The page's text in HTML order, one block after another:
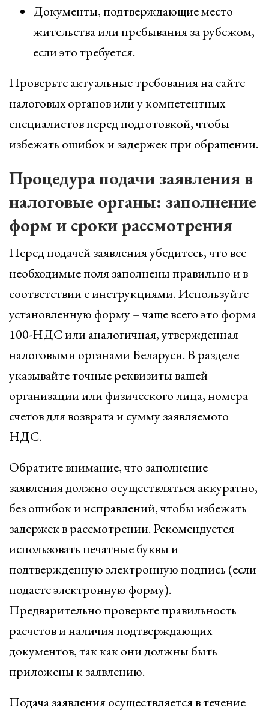
Документы, подтверждающие место
жительства или пребывания за рубежом,
если это требуется.
Проверьте актуальные требования на сайте
налоговых органов или у компетентных
специалистов перед подготовкой, чтобы
избежать ошибок и задержек при обращении.
Процедура подачи заявления в
налоговые органы: заполнение
форм и сроки рассмотрения
Перед подачей заявления убедитесь, что все
необходимые поля заполнены правильно и в
соответствии с инструкциями. Используйте
установленную форму – чаще всего это форма
100-НДС или аналогичная, утвержденная
налоговыми органами Беларуси. В разделе
указывайте точные реквизиты вашей
организации или физического лица, номера
счетов для возврата и сумму заявляемого
НДС.
Обратите внимание, что заполнение
заявления должно осуществляться аккуратно,
без ошибок и исправлений, чтобы избежать
задержек в рассмотрении. Рекомендуется
использовать печатные буквы и
подтвержденную электронную подпись (если
подаете электронную форму).
Предварительно проверьте правильность
расчетов и наличия подтверждающих
документов, так как они должны быть
приложены к заявлению.
Подача заявления осуществляется в течение